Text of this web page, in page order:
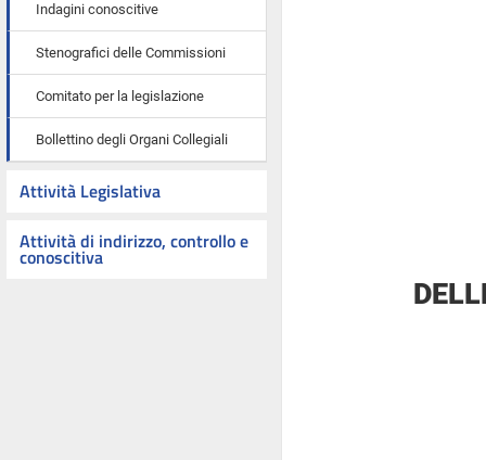
Indagini conoscitive
Stenografici delle Commissioni
Comitato per la legislazione
Bollettino degli Organi Collegiali
Attività Legislativa
Attività di indirizzo, controllo e
conoscitiva